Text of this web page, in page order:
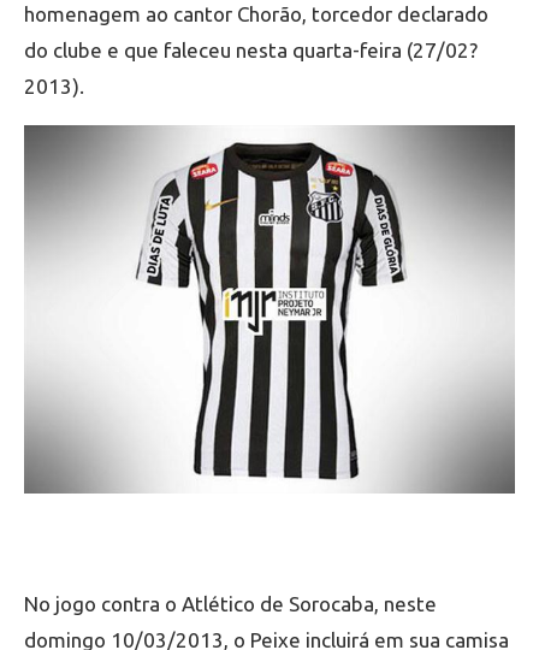
homenagem ao cantor Chorão, torcedor declarado
do clube e que faleceu nesta quarta-feira (27/02?
2013).
No jogo contra o Atlético de Sorocaba, neste
domingo 10/03/2013, o Peixe incluirá em sua camisa